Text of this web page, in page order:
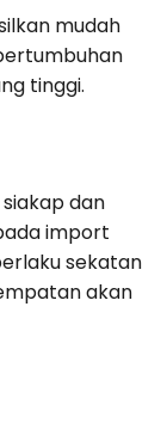
mudah
tinggi.
dan
import
sekatan
akan